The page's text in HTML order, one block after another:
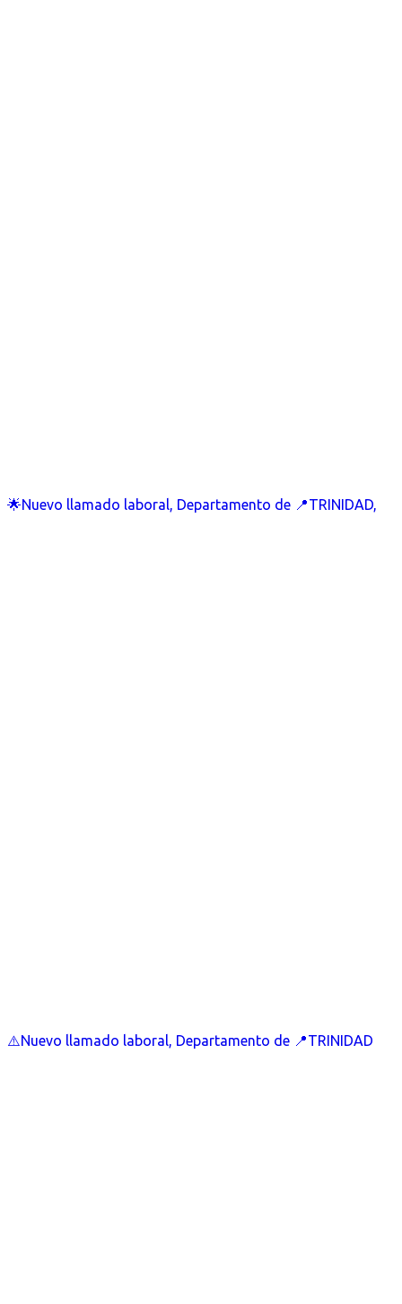
🌟Nuevo llamado laboral, Departamento de 📍TRINIDAD,
⚠️Nuevo llamado laboral, Departamento de 📍TRINIDAD